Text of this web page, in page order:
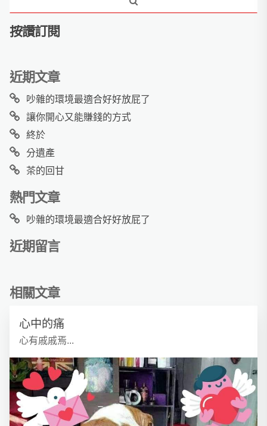
按讚訂閱
近期文章
吵雜的環境最適合好好放屁了
讓你開心又能賺錢的方式
終於
分遺產
茶的回甘
熱門文章
吵雜的環境最適合好好放屁了
近期留言
相關文章
心中的痛
心有戚戚焉...